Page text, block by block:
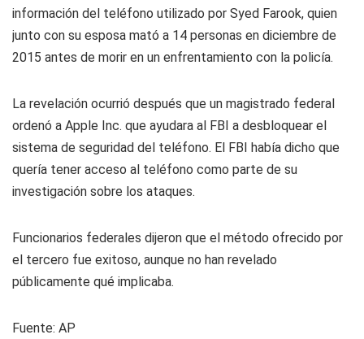
información del teléfono utilizado por Syed Farook, quien
junto con su esposa mató a 14 personas en diciembre de
2015 antes de morir en un enfrentamiento con la policía.
La revelación ocurrió después que un magistrado federal
ordenó a Apple Inc. que ayudara al FBI a desbloquear el
sistema de seguridad del teléfono. El FBI había dicho que
quería tener acceso al teléfono como parte de su
investigación sobre los ataques.
Funcionarios federales dijeron que el método ofrecido por
el tercero fue exitoso, aunque no han revelado
públicamente qué implicaba.
Fuente: AP